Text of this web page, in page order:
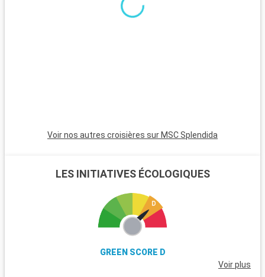
Voir nos autres croisières sur MSC Splendida
LES INITIATIVES ÉCOLOGIQUES
GREEN SCORE D
Voir plus